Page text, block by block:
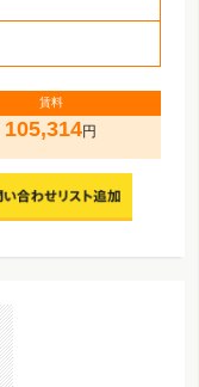
賃料
105,314円